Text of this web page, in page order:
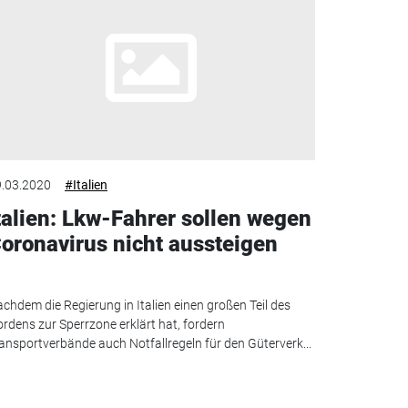
#Italien
Lkw-Fahrer sollen wegen
nicht aussteigen
die Regierung in Italien einen großen Teil des
zur Sperrzone erklärt hat, fordern
auch Notfallregeln für den Güterverk...